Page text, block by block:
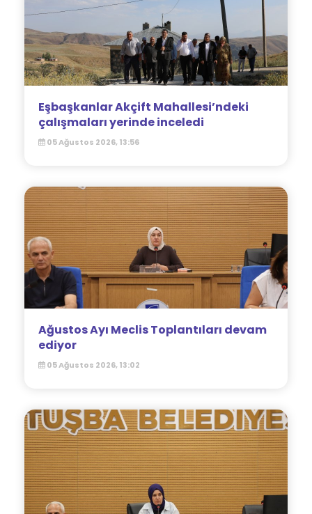
Eşbaşkanlar Akçift Mahallesi’ndeki
çalışmaları yerinde inceledi
05 Ağustos 2026, 13:56
Ağustos Ayı Meclis Toplantıları devam
ediyor
05 Ağustos 2026, 13:02